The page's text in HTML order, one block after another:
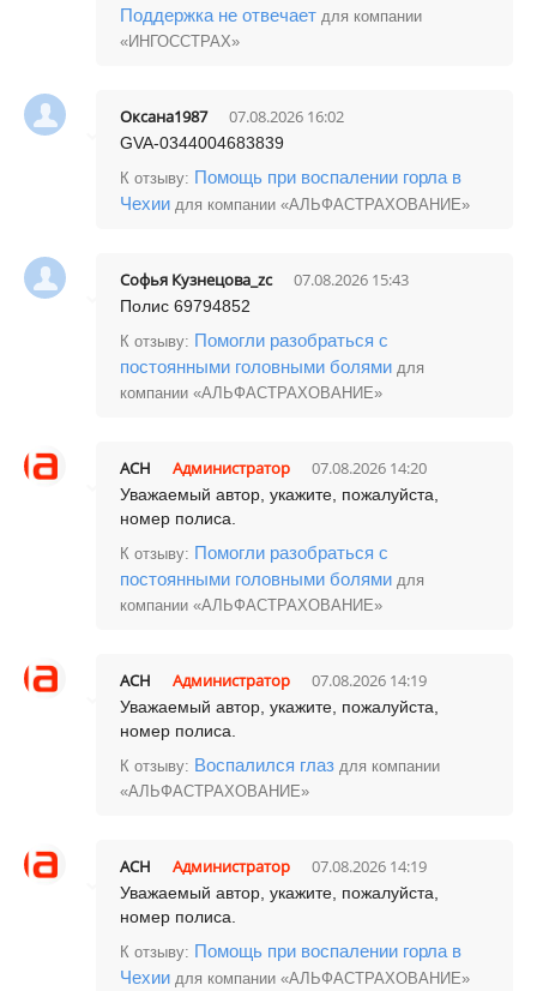
Поддержка не отвечает для компании
«ИНГОССТРАХ»
Оксана1987 07.08.2026 16:02
GVA-0344004683839
К отзыву: Помощь при воспалении горла в
Чехии для компании «АЛЬФАСТРАХОВАНИЕ»
Софья Кузнецова_zc 07.08.2026 15:43
Полис 69794852
К отзыву: Помогли разобраться с
постоянными головными болями для
компании «АЛЬФАСТРАХОВАНИЕ»
АСН Администратор 07.08.2026 14:20
Уважаемый автор, укажите, пожалуйста,
номер полиса.
К отзыву: Помогли разобраться с
постоянными головными болями для
компании «АЛЬФАСТРАХОВАНИЕ»
АСН Администратор 07.08.2026 14:19
Уважаемый автор, укажите, пожалуйста,
номер полиса.
К отзыву: Воспалился глаз для компании
«АЛЬФАСТРАХОВАНИЕ»
АСН Администратор 07.08.2026 14:19
Уважаемый автор, укажите, пожалуйста,
номер полиса.
К отзыву: Помощь при воспалении горла в
Чехии для компании «АЛЬФАСТРАХОВАНИЕ»